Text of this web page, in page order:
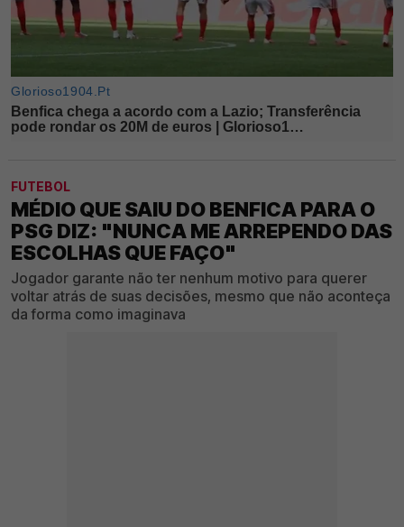
FUTEBOL
MÉDIO QUE SAIU DO BENFICA PARA O
PSG DIZ: "NUNCA ME ARREPENDO DAS
ESCOLHAS QUE FAÇO"
Jogador garante não ter nenhum motivo para querer
voltar atrás de suas decisões, mesmo que não aconteça
da forma como imaginava